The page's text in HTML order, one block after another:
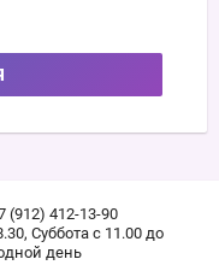
(912) 412-13-90
Суббота с 11.00 до
день